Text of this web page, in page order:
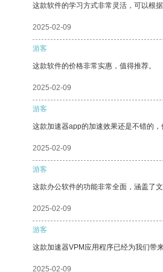
这款软件的学习方式非常灵活，可以根
2025-02-09
游客
这款软件的价格非常实惠，值得推荐。
2025-02-09
游客
这款加速器app的加速效果还是不错的
2025-02-09
游客
这款办公软件的功能非常全面，涵盖了
2025-02-09
游客
这款加速器VPM应用程序已经为我们带
2025-02-09